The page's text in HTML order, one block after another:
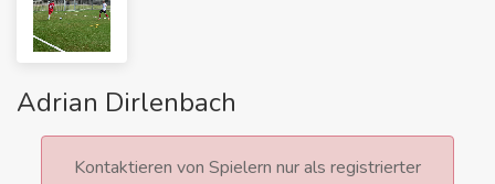
Adrian Dirlenbach
Kontaktieren von Spielern nur als registrierter